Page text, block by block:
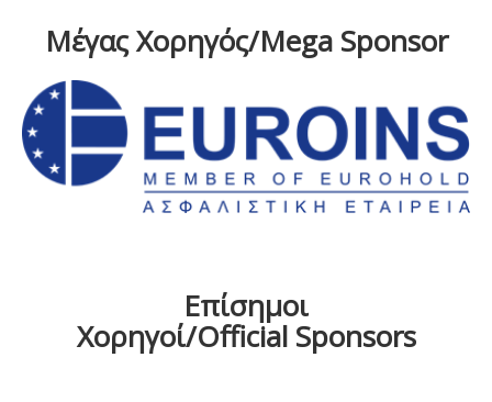
Μέγας Χορηγός/Mega Sponsor
Επίσημοι
Χορηγοί/Official Sponsors